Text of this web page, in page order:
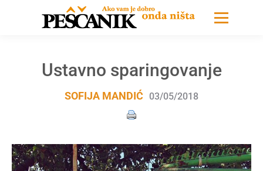
Ustavno sparingovanje
SOFIJA MANDIĆ 03/05/2018